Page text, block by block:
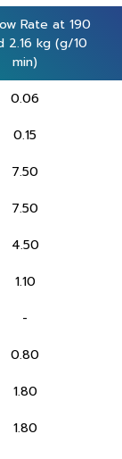
Rate at 190
2.16 kg (g/10
min)
0.06
0.15
7.50
7.50
4.50
1.10
-
0.80
1.80
1.80
Rate at 190
2.16 kg (g/10
min)